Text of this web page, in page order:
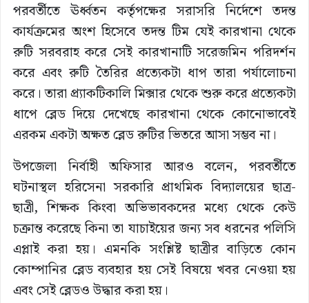
পরবর্তীতে ঊর্ধ্বতন কর্তৃপক্ষের সরাসরি নির্দেশে তদন্ত
কার্যক্রমের অংশ হিসেবে তদন্ত টিম যেই কারখানা থেকে
রুটি সরবরাহ করে সেই কারখানাটি সরেজমিন পরিদর্শন
করে এবং রুটি তৈরির প্রত্যেকটা ধাপ তারা পর্যালোচনা
করে। তারা প্র্যাকটিকালি মিক্সার থেকে শুরু করে প্রত্যেকটা
ধাপে ব্লেড দিয়ে দেখেছে কারখানা থেকে কোনোভাবেই
এরকম একটা অক্ষত ব্লেড রুটির ভিতরে আসা সম্ভব না।
উপজেলা নির্বাহী অফিসার আরও বলেন, পরবর্তীতে
ঘটনাস্থল হরিসেনা সরকারি প্রাথমিক বিদ্যালয়ের ছাত্র-
ছাত্রী, শিক্ষক কিংবা অভিভাবকদের মধ্যে থেকে কেউ
চক্রান্ত করেছে কিনা তা যাচাইয়ের জন্য সব ধরনের পলিসি
এপ্লাই করা হয়। এমনকি সংশ্লিষ্ট ছাত্রীর বাড়িতে কোন
কোম্পানির ব্লেড ব্যবহার হয় সেই বিষয়ে খবর নেওয়া হয়
এবং সেই ব্লেডও উদ্ধার করা হয়।